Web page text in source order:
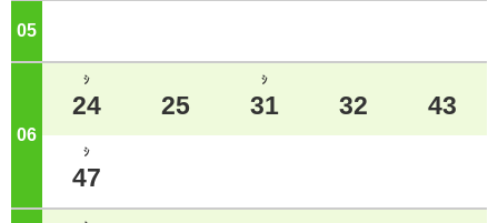
05
06 ジ
ｼ
24 25
ｼ
31 32 43
ｼ
47